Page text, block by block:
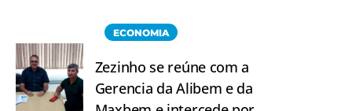
ECONOMIA
Zezinho se reúne com a
Gerencia da Alibem e da